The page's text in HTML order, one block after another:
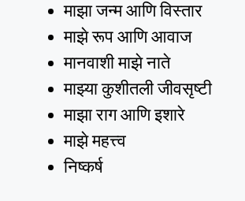
माझा जन्म आणि विस्तार
माझे रूप आणि आवाज
मानवाशी माझे नाते
माझ्या कुशीतली जीवसृष्टी
माझा राग आणि इशारे
माझे महत्त्व
निष्कर्ष